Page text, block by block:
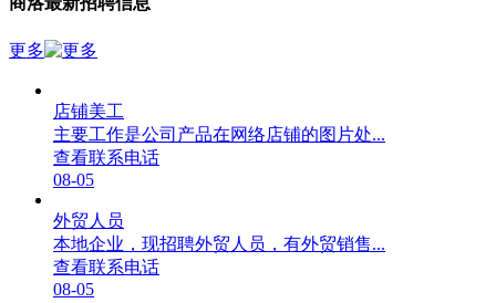
更多
店铺美工
主要工作是公司产品在网络店铺的图片处...
查看联系电话
08-05
外贸人员
本地企业，现招聘外贸人员，有外贸销售...
查看联系电话
08-05